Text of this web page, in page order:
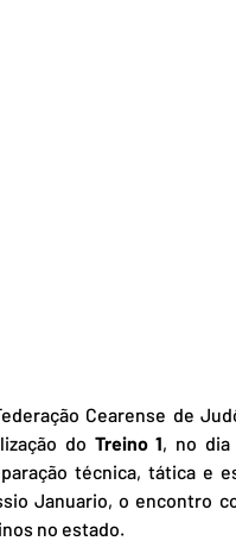
Cearense de
do Treino 1, no dia
técnica, tática e
Januario, o encontro
no estado.